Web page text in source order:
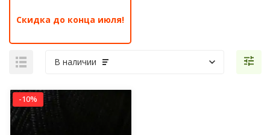
Скидка до конца июля!
В наличии
-10%